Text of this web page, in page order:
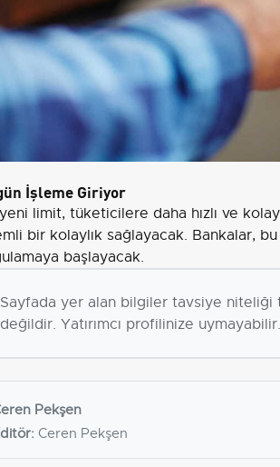
İşleme Giriyor
limit, tüketicilere daha hızlı ve
bir kolaylık sağlayacak. Bankalar,
başlayacak.
Sayfada yer alan bilgiler tavsiye niteliği
değildir. Yatırımcı profilinize uymayabilir.
Pekşen
Ceren Pekşen